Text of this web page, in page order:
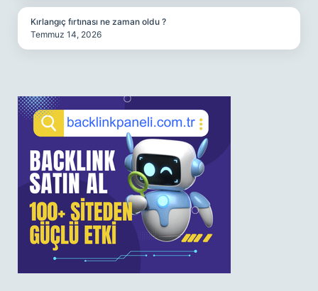
Kırlangıç fırtınası ne zaman oldu ?
Temmuz 14, 2026